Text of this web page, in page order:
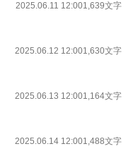
2025.06.11 12:001,639文字
2025.06.12 12:001,630文字
2025.06.13 12:001,164文字
2025.06.14 12:001,488文字